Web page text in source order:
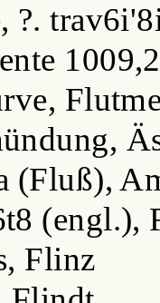
?.
(Fluß),
(engl.),
Flinz